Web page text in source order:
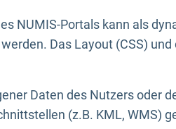
NUMIS-Portals kann als
Das Layout (CSS)
Daten des Nutzers oder
(z.B. KML, WMS)